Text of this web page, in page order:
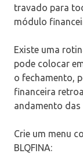
travado para
módulo
Existe uma
pode colocar
o fechamento,
financeira
andamento das
Crie um menu
BLQFINA: